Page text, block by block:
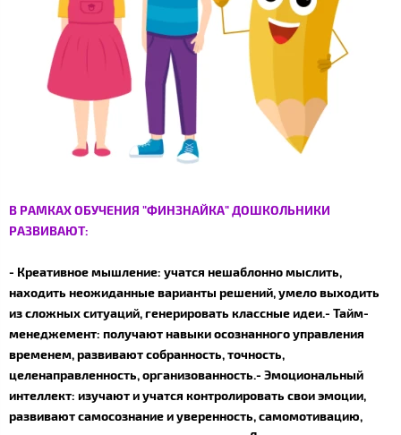
В РАМКАХ ОБУЧЕНИЯ "ФИНЗНАЙКА" ДОШКОЛЬНИКИ
РАЗВИВАЮТ:
- Креативное мышление: учатся нешаблонно мыслить,
находить неожиданные варианты решений, умело выходить
из сложных ситуаций, генерировать классные идеи.- Тайм-
менеджемент: получают навыки осознанного управления
временем, развивают собранность, точность,
целенаправленность, организованность.- Эмоциональный
интеллект: изучают и учатся контролировать свои эмоции,
развивают самосознание и уверенность, самомотивацию,